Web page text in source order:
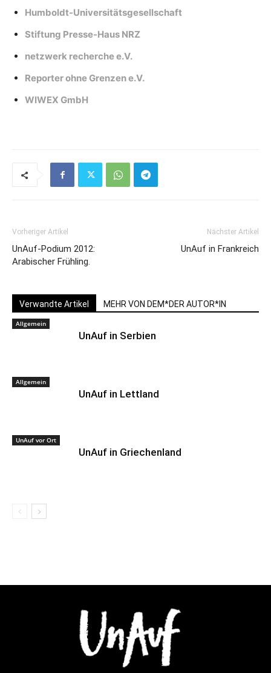
Humboldt-Universitätsgesellschaft
Stiftung Presse-Haus NRZ
netzwerk recherche e.V.
Reporter ohne Grenzen e.V.
WIWEX GmbH
Vorheriger Artikel
UnAuf-Podium 2012:
Arabischer Frühling.
Nächster Artikel
UnAuf in Frankreich
Verwandte Artikel MEHR VON DEM*DER AUTOR*IN
Allgemein
UnAuf in Serbien
Allgemein
UnAuf in Lettland
UnAuf vor Ort
UnAuf in Griechenland